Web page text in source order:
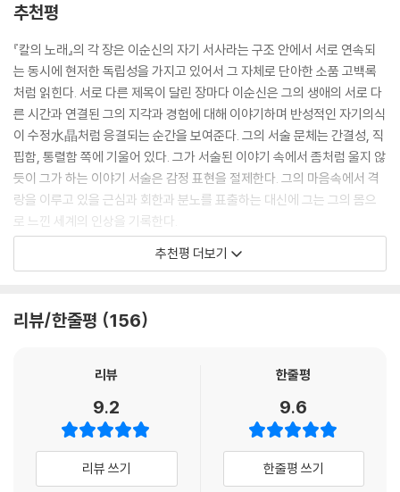
에 겪었을 인간적인 고뇌를 사실적으로 그려낸다. 선조의 실정(失政)에
의한 불안, 강대국인 명의 비위를 맞추며 나라를 지켜내야 하는 약소국의
한(恨), 한 사람의 가장으로서 가족을 구하지 못한 그의 슬픔 등이 전쟁의
경과보다 더욱 세세하게 밝혀진다. 『칼의 노래』는 그간 이순신을 그려낼
때 빠지지 않았던 진부한 전쟁서사를 버리고, 아군이란 없었던 한계상황에
서 무너지려는 자신을 끝없이 일으켜세워야만 했던 이순신의 고독하고 불
안한 내면을 김훈 특유의 남성적인 문체로 예리하게 묘파한 수작이다.
“무장 이순신의 실존적 고뇌”라는 “인간 이순신”의 모습을 그려낸 『칼의
노래』는 “한국문학에 벼락처럼 쏟아진 축복”이라는 찬사를 받으며 2001
년 동인문학상으로 선정되었다. 또한 이 작품은 프랑스 갈리마르 출판사가
20세기 이후 가장 뛰어난 문학작품만을 선정 출판하는 ‘전세계 문학총
추천평
『칼의 노래』의 각 장은 이순신의 자기 서사라는 구조 안에서 서로 연속되
는 동시에 현저한 독립성을 가지고 있어서 그 자체로 단아한 소품 고백록
처럼 읽힌다. 서로 다른 제목이 달린 장마다 이순신은 그의 생애의 서로 다
른 시간과 연결된 그의 지각과 경험에 대해 이야기하며 반성적인 자기의식
이 수정水晶처럼 응결되는 순간을 보여준다. 그의 서술 문체는 간결성, 직
핍함, 통렬함 쪽에 기울어 있다. 그가 서술된 이야기 속에서 좀처럼 울지 않
듯이 그가 하는 이야기 서술은 감정 표현을 절제한다. 그의 마음속에서 격
랑을 이루고 있을 근심과 회한과 분노를 표출하는 대신에 그는 그의 몸으
로 느낀 세계의 인상을 기록한다.
- 황종연(문학평론가, 동국대 국문과 교수)
그를 통해 우리가 아주 오래전부터 생명체로서의 개별적인 몸짓과 목소리,
는 순종하는 신체들로 살아왔다는 점을 밀도 있게 보여준다. 바로 이 지점
않고 바라보았던 김훈 소설의 출발점이다.
류보선(문학평론가, 군산대 국문과 교수)
추천평 더보기
리뷰/한줄평 156
리뷰
9.2
리뷰 쓰기
한줄평
9.6
한줄평 쓰기